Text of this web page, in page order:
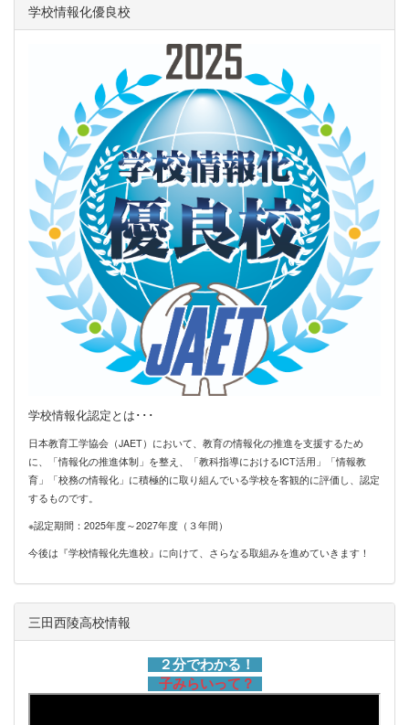
学校情報化優良校
学校情報化認定とは･･･
日本教育工学協会（JAET）において、教育の情報化の推進を支援するため
に、「情報化の推進体制」を整え、「教科指導におけるICT活用」「情報教
育」「校務の情報化」に積極的に取り組んでいる学校を客観的に評価し、認定
するものです。
※認定期間：2025年度～2027年度（３年間）
今後は『学校情報化先進校』に向けて、さらなる取組みを進めていきます！
三田西陵高校情報
２分でわかる！
子みらいって？